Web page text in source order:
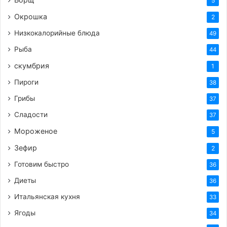
Теги
закуска
Окрошка 2
Низкокалорийные блюда 49
Рыба 44
скумбрия 1
Пироги 38
Грибы 37
Сладости 37
Мороженое 5
Зефир 2
Готовим быстро 36
Диеты 36
Итальянская кухня 33
Ягоды 34